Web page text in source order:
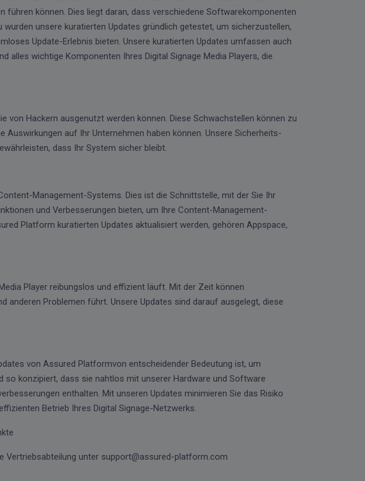
können. Dies liegt daran, dass verschiedene Softwarekomponenten
unsere kuratierten Updates gründlich getestet, um sicherzustellen,
Update-Erlebnis bieten. Unsere kuratierten Updates umfassen auch
alles wichtige Komponenten Ihres Digital Signage Media Players, die
Hackern ausgenutzt werden können. Diese Schwachstellen können zu
auf Ihr Unternehmen haben können. Unsere Sicherheits-
dass Ihr System sicher bleibt.
Management-Systems. Dies ist die Schnittstelle, mit der Sie Ihr
und Verbesserungen bieten, um Ihre Content-Management-
Platform kuratierten Updates aktualisiert werden, gehören Appspace,
Player reibungslos und effizient läuft. Mit der Zeit können
Problemen führt. Unsere Updates sind darauf ausgelegt, diese
von Assured Platformvon entscheidender Bedeutung ist, um
so konzipiert, dass sie nahtlos mit unserer Hardware und Software
enthalten. Mit unseren Updates minimieren Sie das Risiko
Betrieb Ihres Digital Signage-Netzwerks.
Vertriebsabteilung unter support@assured-platform.com